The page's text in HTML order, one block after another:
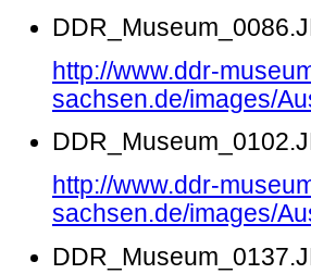
http://www.ddr-
sachsen.de/images/
http://www.ddr-
sachsen.de/images/